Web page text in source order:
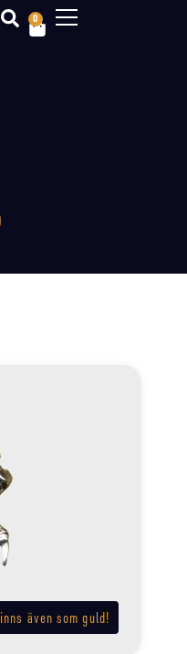
0
även som guld!